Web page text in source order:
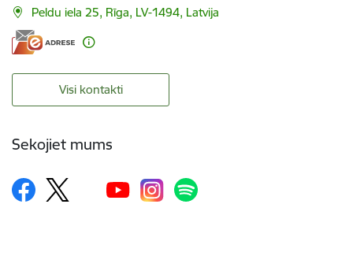
Peldu iela 25, Rīga, LV-1494, Latvija
Visi kontakti
Sekojiet mums